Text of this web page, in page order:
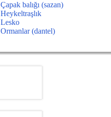
Çapak balığı (sazan)
Heykeltraşlık
Lesko
Ormanlar (dantel)